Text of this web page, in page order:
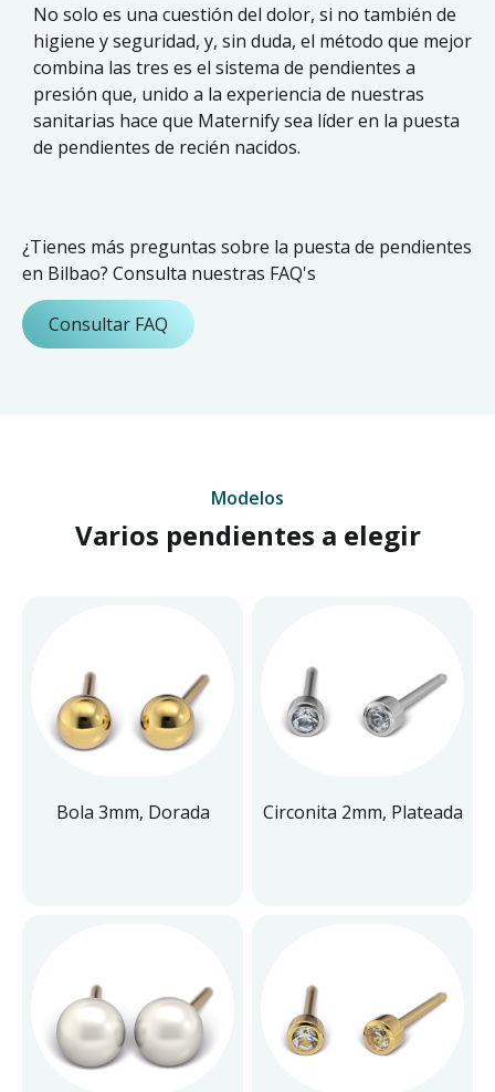
No solo es una cuestión del dolor, si no también de
higiene y seguridad, y, sin duda, el método que mejor
combina las tres es el sistema de pendientes a
presión que, unido a la experiencia de nuestras
sanitarias hace que Maternify sea líder en la puesta
de pendientes de recién nacidos.
¿Tienes más preguntas sobre la puesta de pendientes
en Bilbao? Consulta nuestras FAQ's
Consultar FAQ
Modelos
Varios pendientes a elegir
Bola 3mm, Dorada Circonita 2mm, Plateada